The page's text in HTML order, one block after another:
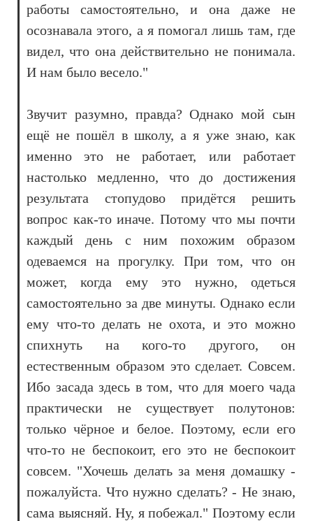
работы самостоятельно, и она даже не
осознавала этого, а я помогал лишь там, где
видел, что она действительно не понимала.
И нам было весело."
Звучит разумно, правда? Однако мой сын
ещё не пошёл в школу, а я уже знаю, как
именно это не работает, или работает
настолько медленно, что до достижения
результата стопудово придётся решить
вопрос как-то иначе. Потому что мы почти
каждый день с ним похожим образом
одеваемся на прогулку. При том, что он
может, когда ему это нужно, одеться
самостоятельно за две минуты. Однако если
ему что-то делать не охота, и это можно
спихнуть на кого-то другого, он
естественным образом это сделает. Совсем.
Ибо засада здесь в том, что для моего чада
практически не существует полутонов:
только чёрное и белое. Поэтому, если его
что-то не беспокоит, его это не беспокоит
совсем. "Хочешь делать за меня домашку -
пожалуйста. Что нужно сделать? - Не знаю,
сама выясняй. Ну, я побежал." Поэтому если